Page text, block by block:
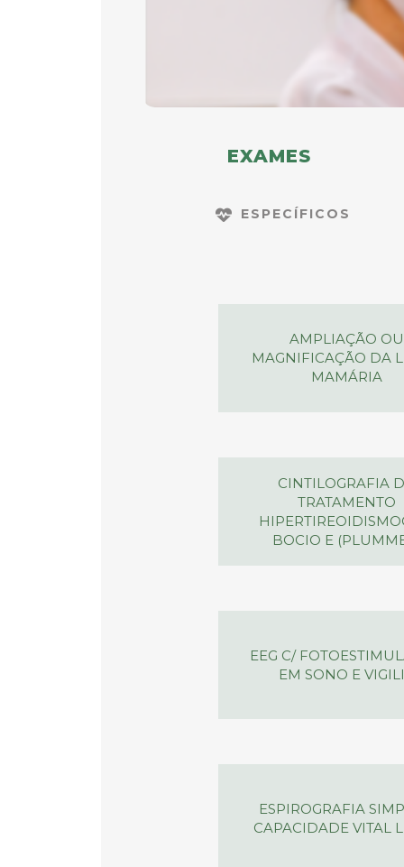
EXAMES
ESPECÍFICOS
AMPLIAÇÃO OU
MAGNIFICAÇÃO DA
MAMÁRIA
CINTILOGRAFIA
TRATAMENTO
BOCIO E
EEG C/
EM SONO E
ESPIROGRAFIA
CAPACIDADE VITAL